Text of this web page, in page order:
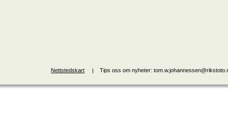
Nettstedskart Tips oss om nyheter: